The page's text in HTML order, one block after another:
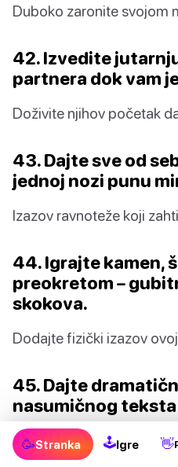
Duboko zaronite svojom
42. Izvedite
partnera dok vam
Doživite njihov početak
43. Dajte sve od
jednoj nozi punu
Izazov ravnoteže koji
44. Igrajte kamen,
preokretom –
skokova.
Dodajte fizički izazov
45. Dajte
nasumičnog
Unesite emocije i dramu
🥳Stranka 🕹Igre 👋